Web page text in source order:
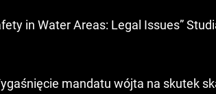
in Water Areas: Legal Issues”
mandatu wójta na skutek